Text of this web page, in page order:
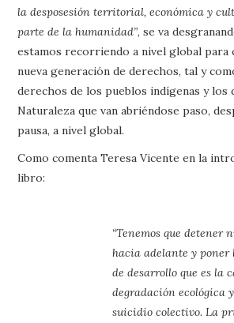
la desposesión territorial, económica y
parte de la humanidad”, se va
estamos recorriendo a nivel global para
nueva generación de derechos, tal y
derechos de los pueblos indígenas y los
Naturaleza que van abriéndose paso,
pausa, a nivel global.
Como comenta Teresa Vicente en la
libro:
“Tenemos que detener
hacia adelante y poner
de desarrollo que es la
degradación ecológica
suicidio colectivo. La